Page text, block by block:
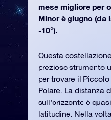
mese migliore per
Minor è giugno (da
-10°).
Questa
prezioso strumento
per trovare il
Polare. La distanza
sull’orizzonte è
latitudine. Nella